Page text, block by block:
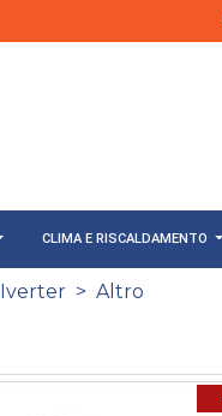
CLIMA E RISCALDAMENTO
Iverter > Altro